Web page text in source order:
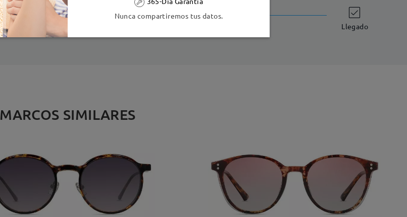
Llegado
MARCOS SIMILARES
Nunca compartiremos tus datos.